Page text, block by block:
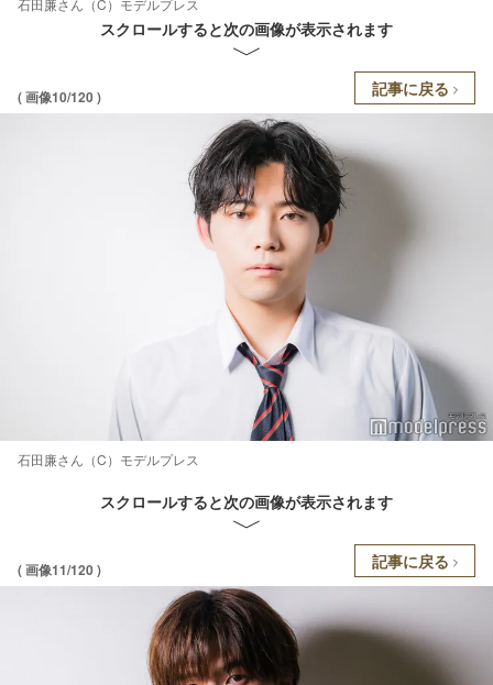
スクロールすると次の画像が表示されます
( 画像10/120 ) 記事に戻る
石田廉さん（C）モデルプレス
スクロールすると次の画像が表示されます
( 画像11/120 ) 記事に戻る